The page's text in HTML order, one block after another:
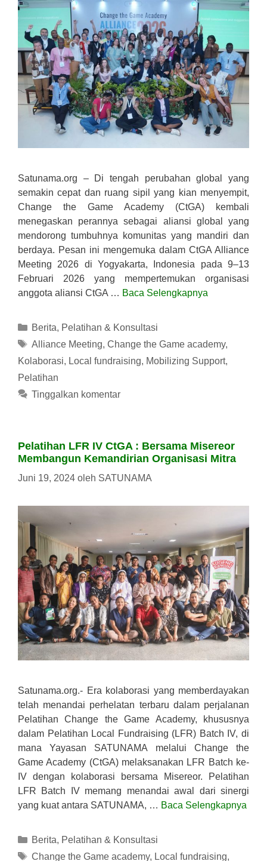
Satunama.org – Di tengah perubahan global yang
semakin cepat dan ruang sipil yang kian menyempit,
Change the Game Academy (CtGA) kembali
menegaskan perannya sebagai aliansi global yang
mendorong tumbuhnya komunitas yang mandiri dan
berdaya. Pesan ini mengemuka dalam CtGA Alliance
Meeting 2026 di Yogyakarta, Indonesia pada 9–13
Februari 2026 yang mempertemukan organisasi
anggota aliansi CtGA … Baca Selengkapnya
Kategori
Berita, Pelatihan & Konsultasi
Tag
Alliance Meeting, Change the Game academy,
Kolaborasi, Local fundraising, Mobilizing Support,
Pelatihan
Tinggalkan komentar
Pelatihan LFR IV CtGA : Bersama Misereor
Membangun Kemandirian Organisasi Mitra
Juni 19, 2024 oleh SATUNAMA
Satunama.org.- Era kolaborasi yang memberdayakan
telah menandai perhelatan terbaru dalam perjalanan
Pelatihan Change the Game Academy, khususnya
dalam Pelatihan Local Fundraising (LFR) Batch IV, di
mana Yayasan SATUNAMA melalui Change the
Game Academy (CtGA) melaksanakan LFR Batch ke-
IV dengan kolaborasi bersama Misereor. Pelatihan
LFR Batch IV memang menandai awal dari sinergi
yang kuat antara SATUNAMA, … Baca Selengkapnya
Kategori
Berita, Pelatihan & Konsultasi
Tag
Change the Game academy, Local fundraising,